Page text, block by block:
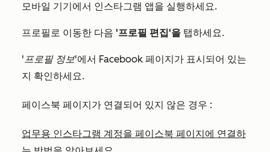
모바일 기기에서 인스타그램 앱을 실행하세요.
프로필로 이동한 다음 '프로필 편집'을 탭하세요.
'프로필 정보'에서 Facebook 페이지가 표시되어 있는
지 확인하세요.
페이스북 페이지가 연결되어 있지 않은 경우 :
업무용 인스타그램 계정을 페이스북 페이지에 연결하